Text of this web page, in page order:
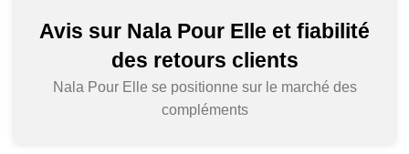
Avis sur Nala Pour Elle et fiabilité
des retours clients
Nala Pour Elle se positionne sur le marché des
compléments